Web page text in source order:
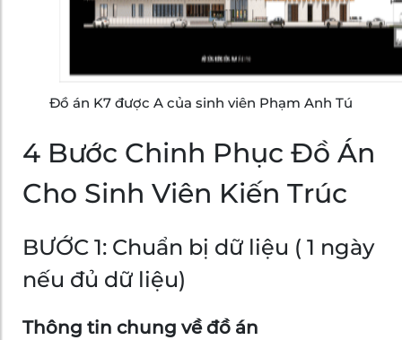
Đồ án K7 được A của sinh viên Phạm Anh Tú
4 Bước Chinh Phục Đồ Án
Cho Sinh Viên Kiến Trúc
BƯỚC 1: Chuẩn bị dữ liệu ( 1 ngày
nếu đủ dữ liệu)
Thông tin chung về đồ án